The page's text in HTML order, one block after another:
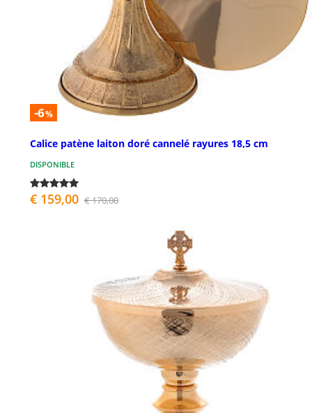
-6%
Calice patène laiton doré cannelé rayures 18,5 cm
DISPONIBLE
€ 159,00 € 170,00